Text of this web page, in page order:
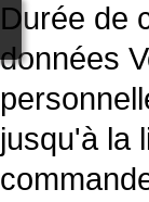
Durée de
données
jusqu'à la